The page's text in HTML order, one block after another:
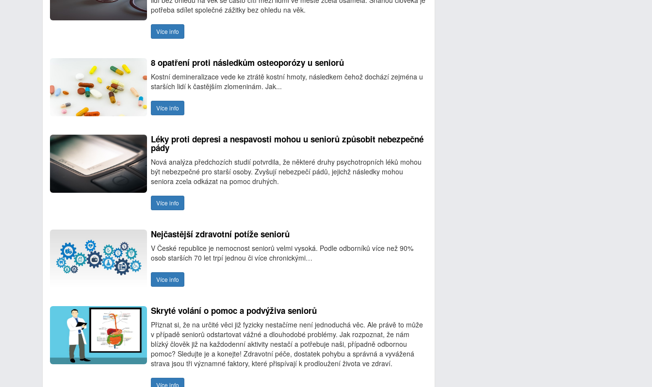
potřeba sdílet společné zážitky bez ohledu na věk.
Více info
8 opatření proti následkům osteoporózy u seniorů
Kostní demineralizace vede ke ztrátě kostní hmoty, následkem čehož dochází zejména u
starších lidí k častějším zlomeninám. Jak...
Více info
Léky proti depresi a nespavosti mohou u seniorů způsobit nebezpečné
pády
Nová analýza předchozích studií potvrdila, že některé druhy psychotropních léků mohou
být nebezpečné pro starší osoby. Zvyšují nebezpečí pádů, jejichž následky mohou
seniora zcela odkázat na pomoc druhých.
Více info
Nejčastější zdravotní potíže seniorů
V České republice je nemocnost seniorů velmi vysoká. Podle odborníků více než 90%
osob starších 70 let trpí jednou či více chronickými…
Více info
Skryté volání o pomoc a podvýživa seniorů
Přiznat si, že na určité věci již fyzicky nestačíme není jednoduchá věc. Ale právě to může
v případě seniorů odstartovat vážné a dlouhodobé problémy. Jak rozpoznat, že nám
blízký člověk již na každodenní aktivity nestačí a potřebuje naši, případně odbornou
pomoc? Sledujte je a konejte! Zdravotní péče, dostatek pohybu a správná a vyvážená
strava jsou tři významné faktory, které přispívají k prodloužení života ve zdraví.
Více info